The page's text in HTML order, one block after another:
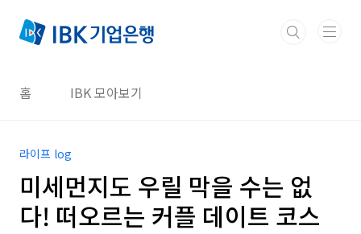
홈 IBK 모아보기
라이프 log
미세먼지도 우릴 막을 수는 없
다! 떠오르는 커플 데이트 코스